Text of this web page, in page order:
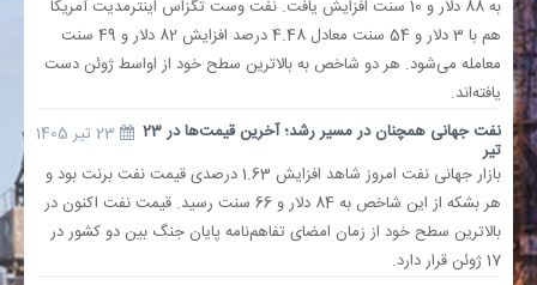
به 88 دلار و 10 سنت افزایش یافت. نفت وست تگزاس اینترمدیت آمریکا
هم با 3 دلار و 54 سنت معادل 4.48 درصد افزایش 82 دلار و 49 سنت
معامله می‌شود. هر دو شاخص به بالاترین سطح خود از اواسط ژوئن دست
یافته‌اند.
نفت جهانی همچنان در مسیر رشد؛ آخرین قیمت‌ها در 23
تیر
بازار جهانی نفت امروز شاهد افزایش 1.63 درصدی قیمت نفت برنت بود و
هر بشکه از این شاخص به 84 دلار و 66 سنت رسید. قیمت نفت اکنون در
بالاترین سطح خود از زمان امضای تفاهم‌نامه پایان جنگ بین دو کشور در
17 ژوئن قرار دارد.